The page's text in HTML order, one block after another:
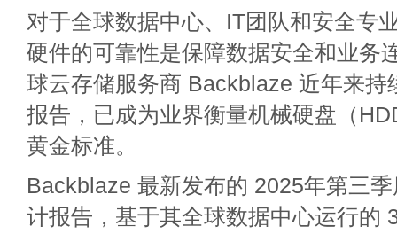
对于全球数据中心、IT团队和安全专
硬件的可靠性是保障数据安全和业务
球云存储服务商 Backblaze 近年来持
报告，已成为业界衡量机械硬盘（
黄金标准。
Backblaze 最新发布的 2025年第三
计报告，基于其全球数据中心运行的